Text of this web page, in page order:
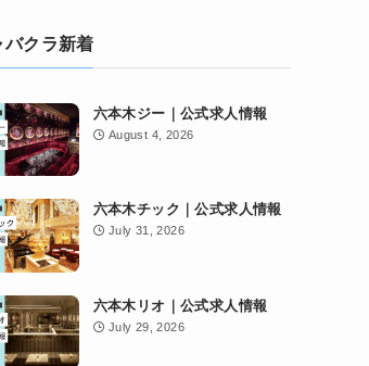
バクラ新着
六本木ジー｜公式求人情報
August 4, 2026
六本木チック｜公式求人情報
July 31, 2026
六本木リオ｜公式求人情報
July 29, 2026